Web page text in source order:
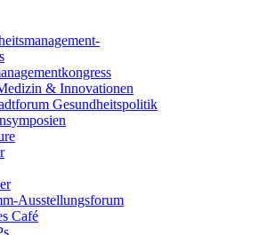
& Innovationen
Gesundheitspolitik
Ausstellungsforum
Café